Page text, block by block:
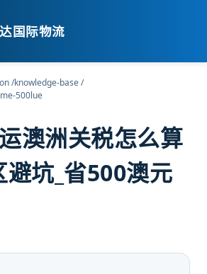
国际物流
/knowledge-base/
500lue
澳洲关税怎么算
避坑_省500澳元